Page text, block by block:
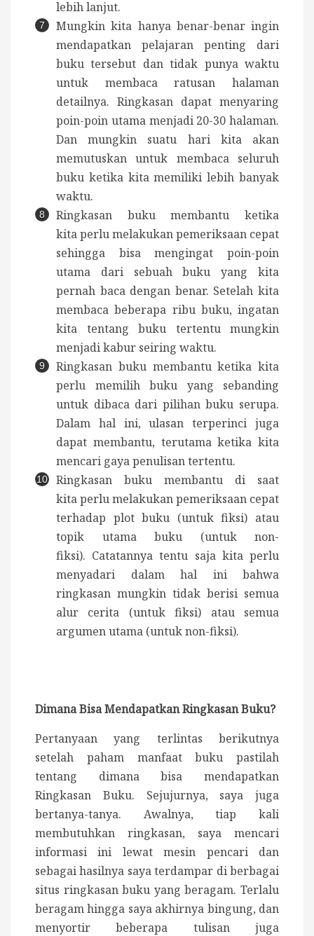
lebih lanjut.
Mungkin kita hanya benar-benar ingin
mendapatkan pelajaran penting dari
buku tersebut dan tidak punya waktu
untuk membaca ratusan halaman
detailnya. Ringkasan dapat menyaring
poin-poin utama menjadi 20-30 halaman.
Dan mungkin suatu hari kita akan
memutuskan untuk membaca seluruh
buku ketika kita memiliki lebih banyak
waktu.
Ringkasan buku membantu ketika
kita perlu melakukan pemeriksaan cepat
sehingga bisa mengingat poin-poin
utama dari sebuah buku yang kita
pernah baca dengan benar. Setelah kita
membaca beberapa ribu buku, ingatan
kita tentang buku tertentu mungkin
menjadi kabur seiring waktu.
Ringkasan buku membantu ketika kita
perlu memilih buku yang sebanding
untuk dibaca dari pilihan buku serupa.
Dalam hal ini, ulasan terperinci juga
dapat membantu, terutama ketika kita
mencari gaya penulisan tertentu.
Ringkasan buku membantu di saat
kita perlu melakukan pemeriksaan cepat
terhadap plot buku (untuk fiksi) atau
topik utama buku (untuk non-
fiksi). Catatannya tentu saja kita perlu
menyadari dalam hal ini bahwa
ringkasan mungkin tidak berisi semua
alur cerita (untuk fiksi) atau semua
argumen utama (untuk non-fiksi).
Dimana Bisa Mendapatkan Ringkasan Buku?
Pertanyaan yang terlintas berikutnya
setelah paham manfaat buku pastilah
tentang dimana bisa mendapatkan
Ringkasan Buku. Sejujurnya, saya juga
bertanya-tanya. Awalnya, tiap kali
membutuhkan ringkasan, saya mencari
informasi ini lewat mesin pencari dan
sebagai hasilnya saya terdampar di berbagai
situs ringkasan buku yang beragam. Terlalu
beragam hingga saya akhirnya bingung, dan
menyortir beberapa tulisan juga